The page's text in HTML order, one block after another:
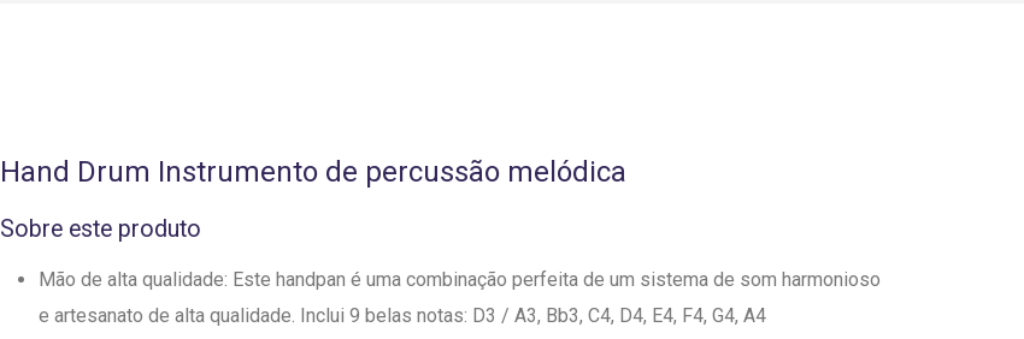
Hand Drum Instrumento de percussão melódica
Sobre este produto
Mão de alta qualidade: Este handpan é uma combinação perfeita de um sistema de som harmonioso
e artesanato de alta qualidade. Inclui 9 belas notas: D3 / A3, Bb3, C4, D4, E4, F4, G4, A4